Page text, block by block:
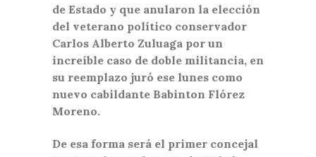
de Estado y que anularon la elección
del veterano político conservador
Carlos Alberto Zuluaga por un
increíble caso de doble militancia, en
su reemplazo juró ese lunes como
nuevo cabildante Babinton Flórez
Moreno.
De esa forma será el primer concejal